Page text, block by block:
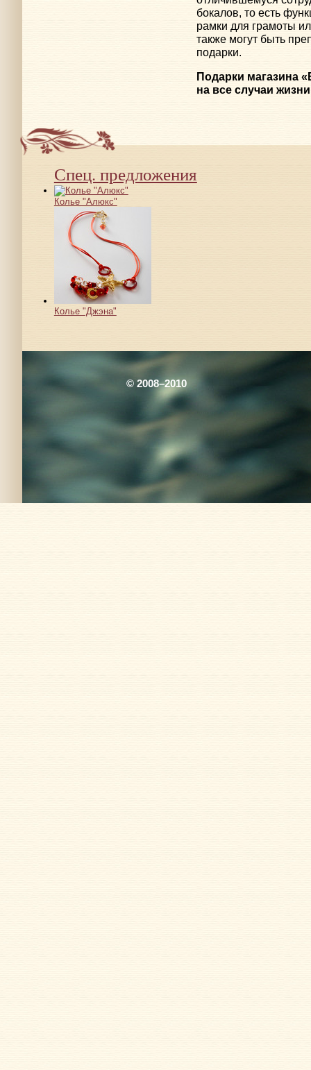
бокалов, то есть
рамки для грамоты
также могут быть
подарки.
Подарки магазина
на все случаи
Спец. предложения
Колье "Алюкс"
Колье "Джэна"
© 2008–2010